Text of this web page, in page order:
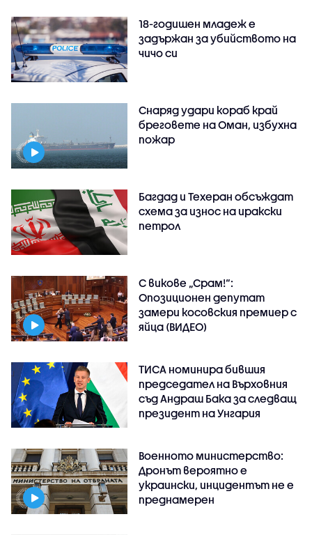
18-годишен младеж е
задържан за убийството на
чичо си
Снаряд удари кораб край
бреговете на Оман, избухна
пожар
Багдад и Техеран обсъждат
схема за износ на иракски
петрол
С викове „Срам!“:
Опозиционен депутат
замери косовския премиер с
яйца (ВИДЕО)
ТИСА номинира бившия
председател на Върховния
съд Андраш Бака за следващ
президент на Унгария
Военното министерство:
Дронът вероятно е
украински, инцидентът не е
преднамерен